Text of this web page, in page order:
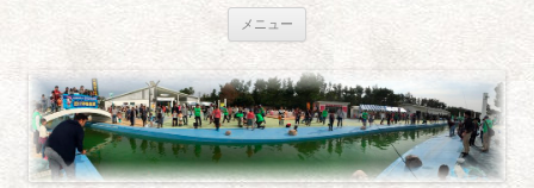
メニュー
テ
ン
ツ
へ
ス
キ
ッ
プ